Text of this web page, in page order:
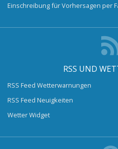
Einschreibung für Vorhersagen per
RSS UND
RSS Feed Wetterwarnungen
RSS Feed Neuigkeiten
Wetter Widget